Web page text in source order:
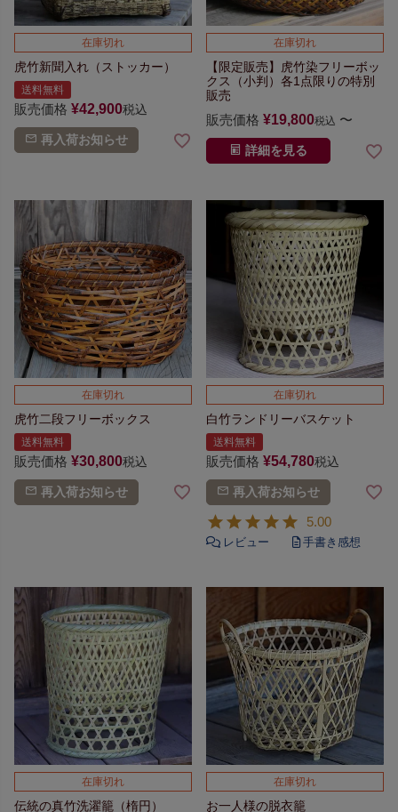
在庫切れ
虎竹新聞入れ（ストッカー）
送料無料
販売価格 ¥42,900税込
再入荷お知らせ
在庫切れ
【限定販売】 虎竹染フリーボッ
クス（小判） 各1点限りの特別
販売
販売価格 ¥19,800税込 〜
詳細を見る
在庫切れ
虎竹二段フリーボックス
送料無料
販売価格 ¥30,800税込
再入荷お知らせ
在庫切れ
白竹ランドリーバスケット
送料無料
販売価格 ¥54,780税込
再入荷お知らせ
5.00
在庫切れ
伝統の真竹洗濯籠（楕円）
在庫切れ
お一人様の脱衣籠